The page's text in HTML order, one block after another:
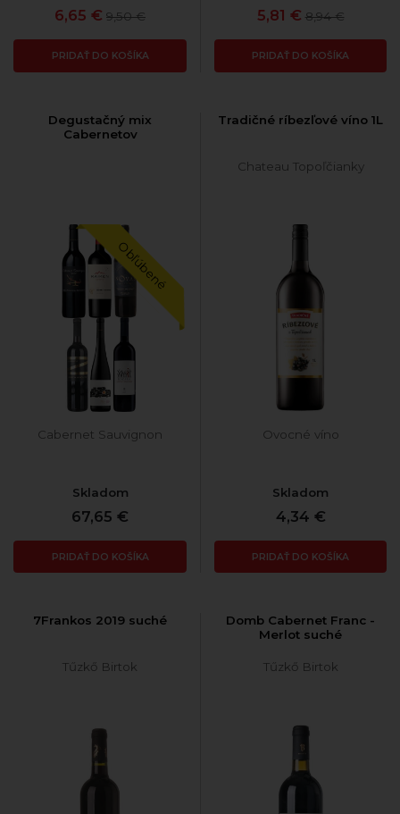
6,65 € 9,50 €
PRIDAŤ DO KOŠÍKA
5,81 € 8,94 €
PRIDAŤ DO KOŠÍKA
Degustačný mix
Cabernetov
Obľúbené
Cabernet Sauvignon
Skladom
67,65 €
PRIDAŤ DO KOŠÍKA
Tradičné ríbezľové víno 1L
Chateau Topoľčianky
Ovocné víno
Skladom
4,34 €
PRIDAŤ DO KOŠÍKA
7Frankos 2019 suché
Tűzkő Birtok
Domb Cabernet Franc -
Merlot suché
Tűzkő Birtok